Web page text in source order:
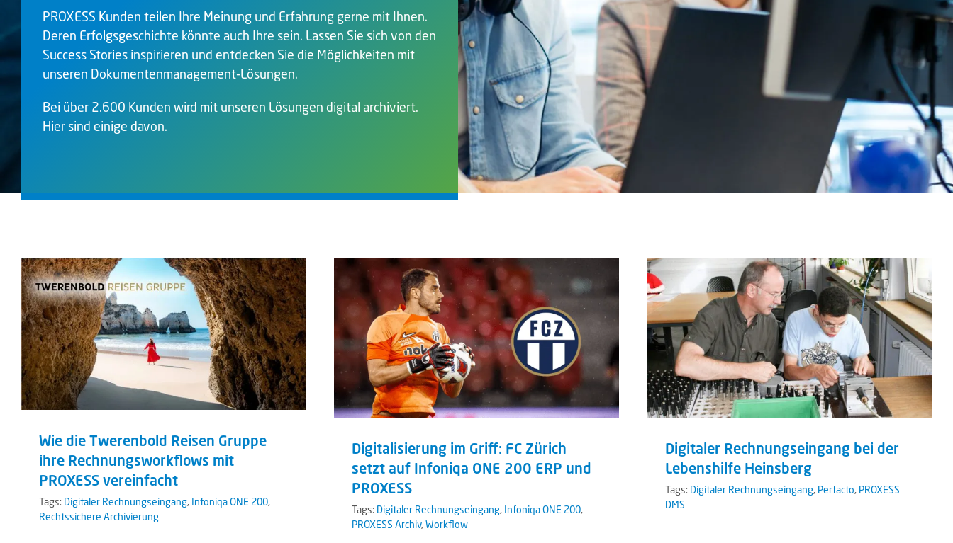
PROXESS Kunden teilen Ihre Meinung und Erfahrung gerne mit Ihnen.
Deren Erfolgsgeschichte könnte auch Ihre sein. Lassen Sie sich von den
Success Stories inspirieren und entdecken Sie die Möglichkeiten mit
unseren Dokumentenmanagement-Lösungen.
Bei über 2.600 Kunden wird mit unseren Lösungen digital archiviert.
Hier sind einige davon.
Wie die Twerenbold Reisen Gruppe
ihre Rechnungsworkflows mit
PROXESS vereinfacht
Tags: Digitaler Rechnungseingang, Infoniqa ONE 200,
Rechtssichere Archivierung
Digitalisierung im Griff: FC Zürich
setzt auf Infoniqa ONE 200 ERP und
PROXESS
Tags: Digitaler Rechnungseingang, Infoniqa ONE 200,
PROXESS Archiv,Workflow
Digitaler Rechnungseingang bei der
Lebenshilfe Heinsberg
Tags: Digitaler Rechnungseingang, Perfacto, PROXESS
DMS